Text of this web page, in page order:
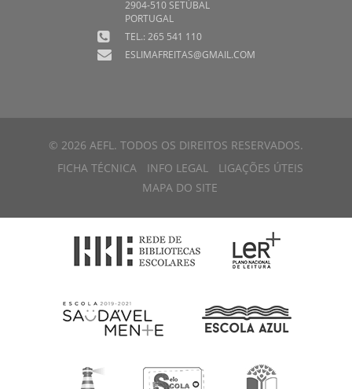
2904-510 SETÚBAL
PORTUGAL
TEL.: 265 541 110
ESLIMAFREITAS@GMAIL.COM
© 2026 AEFL. TODOS OS DIREITOS RESERVADOS.
FICHA TÉCNICA
INFO LEGAL
LIGAÇÕES ÚTEIS
MAPA DO SITE